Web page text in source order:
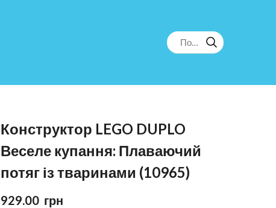
Конструктор LEGO DUPLO
Веселе купання: Плаваючий
потяг із тваринами (10965)
929.00  грн